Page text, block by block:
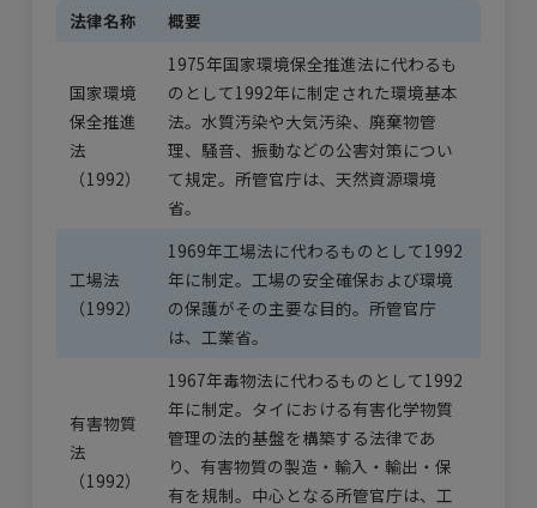
法律名称 概要
国家環境
保全推進
法
（1992）
1975年国家環境保全推進法に代わるも
のとして1992年に制定された環境基本
法。水質汚染や大気汚染、廃棄物管
理、騒音、振動などの公害対策につい
て規定。所管官庁は、天然資源環境
省。
工場法
（1992）
1969年工場法に代わるものとして1992
年に制定。工場の安全確保および環境
の保護がその主要な目的。所管官庁
は、工業省。
有害物質
法
（1992）
1967年毒物法に代わるものとして1992
年に制定。タイにおける有害化学物質
管理の法的基盤を構築する法律であ
り、有害物質の製造・輸入・輸出・保
有を規制。中心となる所管官庁は、工